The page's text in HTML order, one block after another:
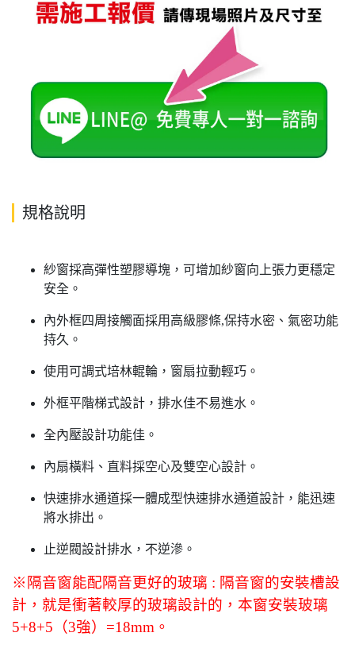
規格說明
紗窗採高彈性塑膠導塊，可增加紗窗向上張力更穩定
安全。
內外框四周接觸面採用高級膠條,保持水密、氣密功能
持久。
使用可調式培林輥輪，窗扇拉動輕巧。
外框平階梯式設計，排水佳不易進水。
全內壓設計功能佳。
內扇橫料、直料採空心及雙空心設計。
快速排水通道採一體成型快速排水通道設計，能迅速
將水排出。
止逆閥設計排水，不逆滲。
※隔音窗能配隔音更好的玻璃 : 隔音窗的安裝槽設
計，就是衝著較厚的玻璃設計的，本窗安裝玻璃
5+8+5（3強）=18mm。